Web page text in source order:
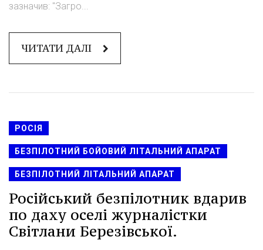
зазначив: "Загро...
ЧИТАТИ ДАЛІ
РОСІЯ
БЕЗПІЛОТНИЙ БОЙОВИЙ ЛІТАЛЬНИЙ АПАРАТ
БЕЗПІЛОТНИЙ ЛІТАЛЬНИЙ АПАРАТ
Російський безпілотник вдарив
по даху оселі журналістки
Світлани Березівської.